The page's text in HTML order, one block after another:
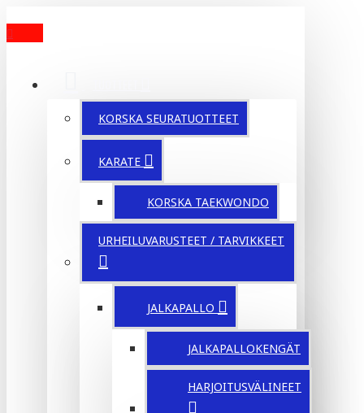
KORSKA SEURATUOTTEET
KARATE
KORSKA TAEKWONDO
URHEILUVARUSTEET / TARVIKKEET
JALKAPALLO
JALKAPALLOKENGÄT
HARJOITUSVÄLINEET